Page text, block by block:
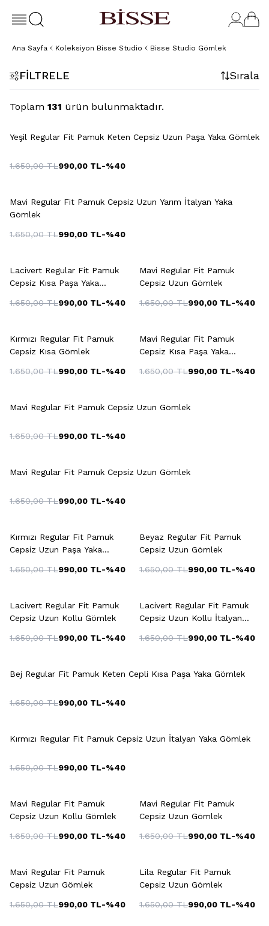
Ana Sayfa Koleksiyon Bisse Studio Bisse Studio Gömlek
FILTRELE Sırala
Toplam 131 ürün bulunmaktadır.
Yeşil Regular Fit Pamuk Keten Cepsiz Uzun Paşa Yaka Gömlek
1.650,00TL990,00 TL-%40
Mavi Regular Fit Pamuk Cepsiz Uzun Yarım İtalyan Yaka
Gömlek
1.650,00TL990,00 TL-%40
Lacivert Regular Fit Pamuk
Cepsiz Kısa Paşa Yaka
1.650,00TL990,00 TL-%40
Mavi Regular Fit Pamuk
Cepsiz Uzun Gömlek
1.650,00TL990,00 TL-%40
Kırmızı Regular Fit Pamuk
Cepsiz Kısa Gömlek
1.650,00TL990,00 TL-%40
Mavi Regular Fit Pamuk
Cepsiz Kısa Paşa Yaka
1.650,00TL990,00 TL-%40
Mavi Regular Fit Pamuk Cepsiz Uzun Gömlek
1.650,00TL990,00 TL-%40
Mavi Regular Fit Pamuk Cepsiz Uzun Gömlek
1.650,00TL990,00 TL-%40
Kırmızı Regular Fit Pamuk
Cepsiz Uzun Paşa Yaka
1.650,00TL990,00 TL-%40
Beyaz Regular Fit Pamuk
Cepsiz Uzun Gömlek
1.650,00TL990,00 TL-%40
Lacivert Regular Fit Pamuk
Cepsiz Uzun Kollu Gömlek
1.650,00TL990,00 TL-%40
Lacivert Regular Fit Pamuk
Cepsiz Uzun Kollu İtalyan
1.650,00TL990,00 TL-%40
Bej Regular Fit Pamuk Keten Cepli Kısa Paşa Yaka Gömlek
1.650,00TL990,00 TL-%40
Kırmızı Regular Fit Pamuk Cepsiz Uzun İtalyan Yaka Gömlek
1.650,00TL990,00 TL-%40
Mavi Regular Fit Pamuk
Cepsiz Uzun Kollu Gömlek
1.650,00TL990,00 TL-%40
Mavi Regular Fit Pamuk
Cepsiz Uzun Gömlek
1.650,00TL990,00 TL-%40
Mavi Regular Fit Pamuk
Cepsiz Uzun Gömlek
1.650,00TL990,00 TL-%40
Lila Regular Fit Pamuk
Cepsiz Uzun Gömlek
1.650,00TL990,00 TL-%40